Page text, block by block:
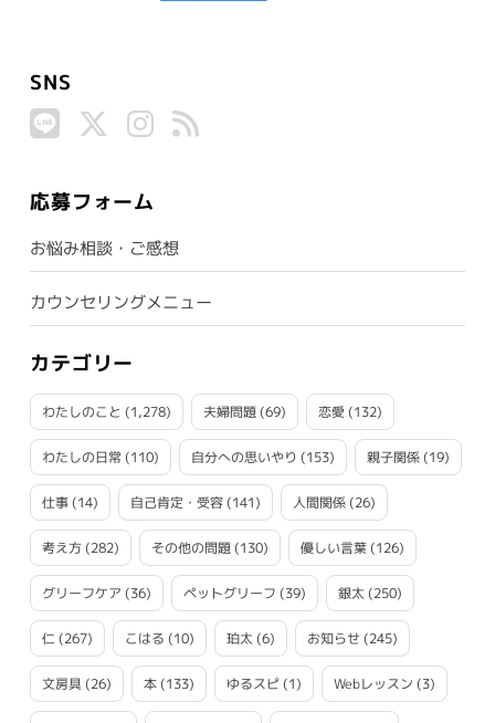
SNS
応募フォーム
お悩み相談・ご感想
カウンセリングメニュー
カテゴリー
わたしのこと (1,278) 夫婦問題(69) 恋愛 (132)
わたしの日常(110) 自分への思いやり (153) 親子関係(19)
仕事(14) 自己肯定・受容(141) 人間関係(26)
考え方(282) その他の問題(130) 優しい言葉(126)
グリーフケア (36) ペットグリーフ (39) 銀太 (250)
仁(267) こはる (10) 珀太 (6) お知らせ (245)
文房具(26) 本(133) ゆるスピ(1) Webレッスン (3)